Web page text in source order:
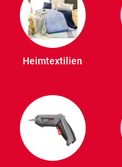
Heimtextilien